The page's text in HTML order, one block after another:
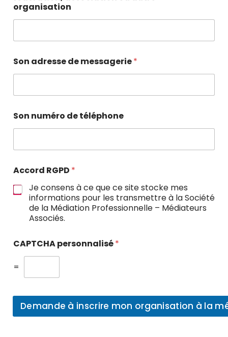
organisation
Son adresse de messagerie*
Son numéro de téléphone
Accord RGPD *
Je consens à ce que ce site stocke mes
informations pour les transmettre à la Société
de la Médiation Professionnelle – Médiateurs
Associés.
CAPTCHA personnalisé*
=
Demande à inscrire mon organisation à la